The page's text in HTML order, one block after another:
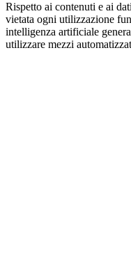
Rispetto ai contenuti e ai
vietata ogni utilizzazione
intelligenza artificiale
utilizzare mezzi